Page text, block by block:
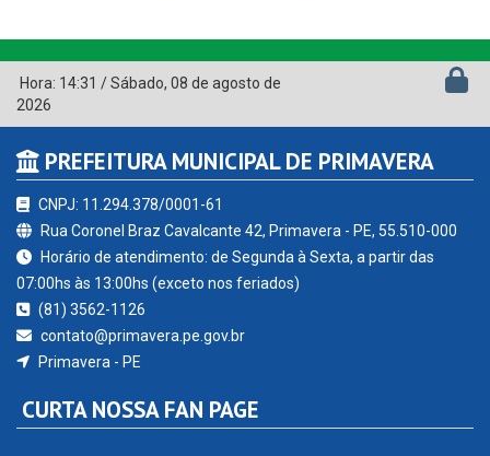
Hora: 14:31 /Sábado, 08 de agosto de
2026
PREFEITURA MUNICIPAL DE PRIMAVERA
CNPJ: 11.294.378/0001-61
Rua Coronel Braz Cavalcante 42, Primavera - PE, 55.510-000
Horário de atendimento: de Segunda à Sexta, a partir das
07:00hs às 13:00hs (exceto nos feriados)
(81) 3562-1126
contato@primavera.pe.gov.br
Primavera - PE
CURTA NOSSA FAN PAGE